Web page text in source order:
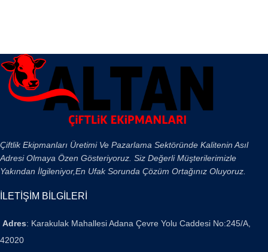
Çiftlik Ekipmanları Üretimi Ve Pazarlama Sektöründe Kalitenin Asıl
Adresi Olmaya Özen Gösteriyoruz. Siz Değerli Müşterilerimizle
Yakından İlgileniyor,En Ufak Sorunda Çözüm Ortağınız Oluyoruz.
İLETİŞİM BİLGİLERİ
Adres: Karakulak Mahallesi Adana Çevre Yolu Caddesi No:245/A,
42020